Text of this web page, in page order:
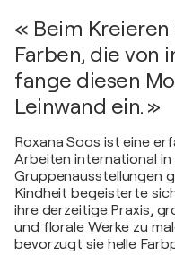
« Beim
Farben, die von
fange diesen
Leinwand ein. »
Roxana Soos ist eine
Arbeiten international in
Gruppenausstellungen
Kindheit begeisterte
ihre derzeitige Praxis,
und florale Werke zu
bevorzugt sie helle